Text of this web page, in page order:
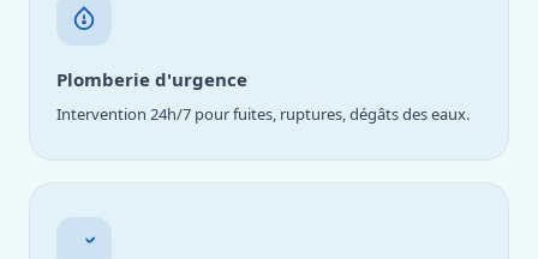
Plomberie d'urgence
Intervention 24h/7 pour fuites, ruptures, dégâts des eaux.